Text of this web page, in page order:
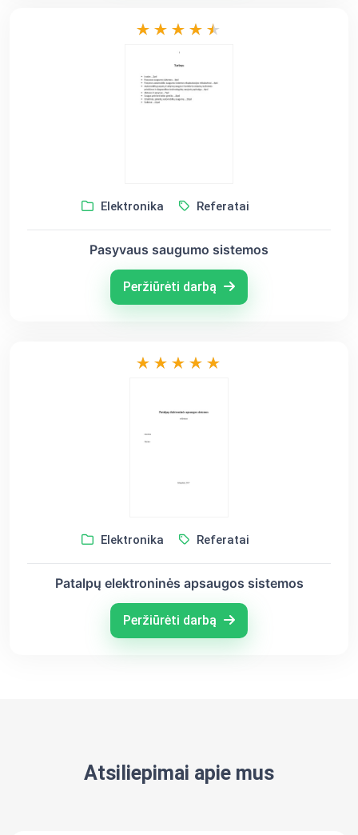
Elektronika Referatai
Pasyvaus saugumo sistemos
Peržiūrėti darbą
Elektronika Referatai
Patalpų elektroninės apsaugos sistemos
Peržiūrėti darbą
Atsiliepimai apie mus